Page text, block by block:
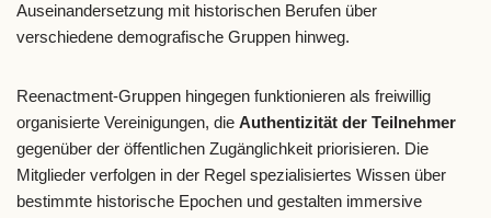
Auseinandersetzung mit historischen Berufen über
verschiedene demografische Gruppen hinweg.
Reenactment-Gruppen hingegen funktionieren als freiwillig
organisierte Vereinigungen, die Authentizität der Teilnehmer
gegenüber der öffentlichen Zugänglichkeit priorisieren. Die
Mitglieder verfolgen in der Regel spezialisiertes Wissen über
bestimmte historische Epochen und gestalten immersive